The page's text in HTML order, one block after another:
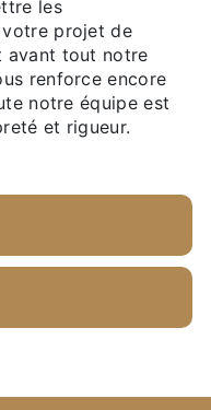
les
votre projet de
avant tout notre
renforce encore
notre équipe est
et rigueur.